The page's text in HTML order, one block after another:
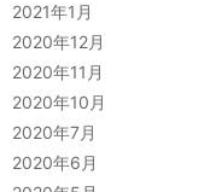
2021年1月
2020年12月
2020年11月
2020年10月
2020年7月
2020年6月